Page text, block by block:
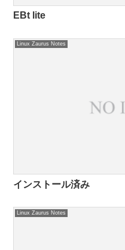
EBt lite
Linux Zaurus Notes
インストール済み
Linux Zaurus Notes